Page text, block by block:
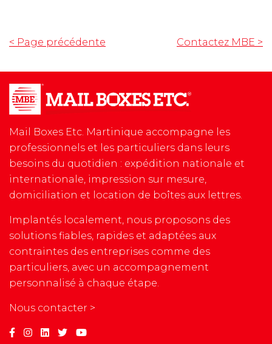
< Page précédente Contactez MBE >
Mail Boxes Etc. Martinique accompagne les
professionnels et les particuliers dans leurs
besoins du quotidien : expédition nationale et
internationale, impression sur mesure,
domiciliation et location de boîtes aux lettres.
Implantés localement, nous proposons des
solutions fiables, rapides et adaptées aux
contraintes des entreprises comme des
particuliers, avec un accompagnement
personnalisé à chaque étape.
Nous contacter >